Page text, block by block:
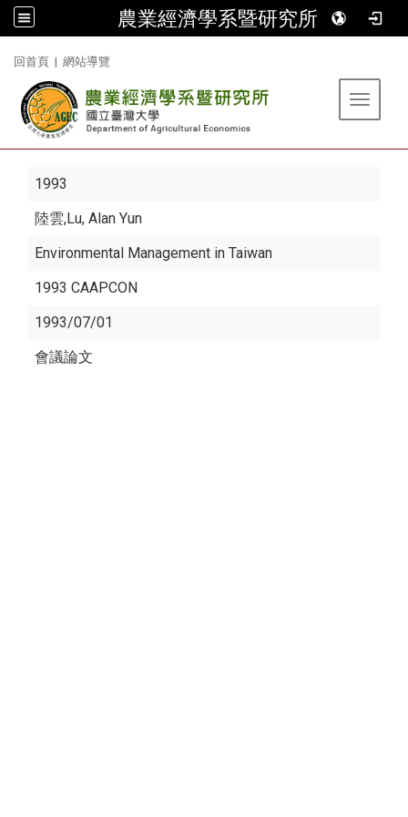
農業經濟學系暨研究所
回首頁 | 網站導覽
Toggle
1993
陸雲,Lu, Alan Yun
Environmental Management in Taiwan
1993 CAAPCON
1993/07/01
會議論文